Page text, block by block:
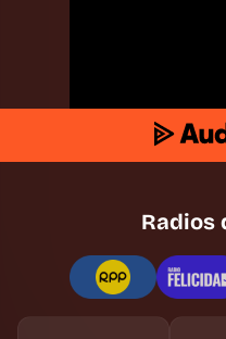
Radios